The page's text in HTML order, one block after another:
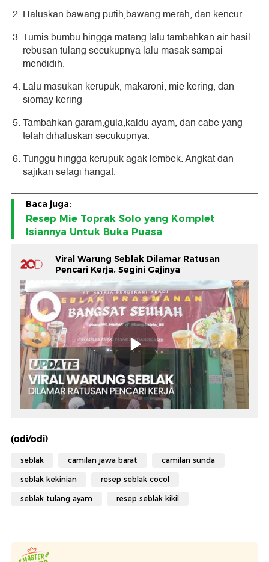
Haluskan bawang putih,bawang merah, dan kencur.
Tumis bumbu hingga matang lalu tambahkan air hasil
rebusan tulang secukupnya lalu masak sampai
mendidih.
Lalu masukan kerupuk, makaroni, mie kering, dan
siomay kering
Tambahkan garam,gula,kaldu ayam, dan cabe yang
telah dihaluskan secukupnya.
Tunggu hingga kerupuk agak lembek. Angkat dan
sajikan selagi hangat.
Baca juga:
Resep Mie Toprak Solo yang Komplet
Isiannya Untuk Buka Puasa
Viral Warung Seblak Dilamar Ratusan
Pencari Kerja, Segini Gajinya
(odi/odi)
seblak camilan jawa barat camilan sunda
seblak kekinian resep seblak cocol
seblak tulang ayam resep seblak kikil